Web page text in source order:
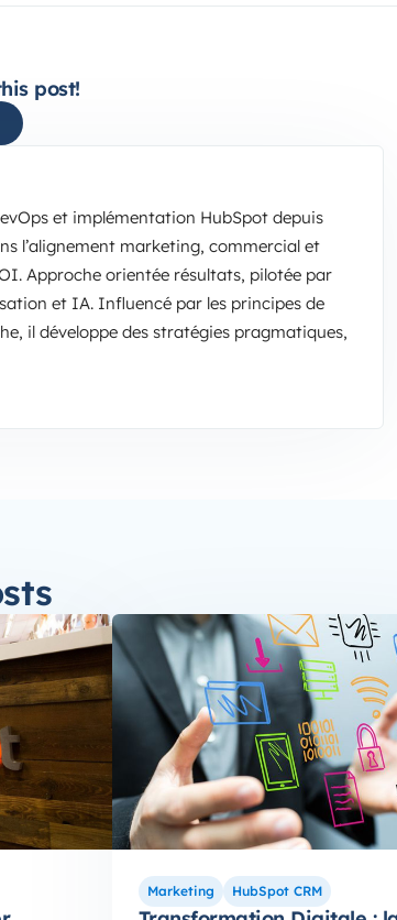
post!
et implémentation HubSpot depuis
l’alignement marketing, commercial et
Approche orientée résultats, pilotée par
et IA. Influencé par les principes de
il développe des stratégies pragmatiques,
Marketing HubSpot CRM